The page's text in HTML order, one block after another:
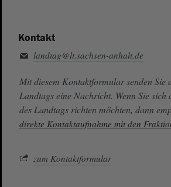
Kontakt
landtag@lt.sachsen-anhalt.de
Mit diesem Kontaktformular senden Sie
Landtags eine Nachricht. Wenn Sie sich
des Landtags richten möchten, dann
direkte Kontaktaufnahme mit den
zum Kontaktformular